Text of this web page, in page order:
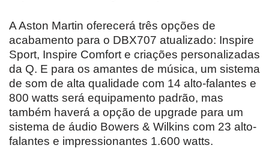
A Aston Martin oferecerá três opções de
acabamento para o DBX707 atualizado: Inspire
Sport, Inspire Comfort e criações personalizadas
da Q. E para os amantes de música, um sistema
de som de alta qualidade com 14 alto-falantes e
800 watts será equipamento padrão, mas
também haverá a opção de upgrade para um
sistema de áudio Bowers & Wilkins com 23 alto-
falantes e impressionantes 1.600 watts.